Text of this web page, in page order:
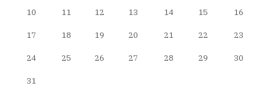
10 11 12 13 14 15 16
17 18 19 20 21 22 23
24 25 26 27 28 29 30
31